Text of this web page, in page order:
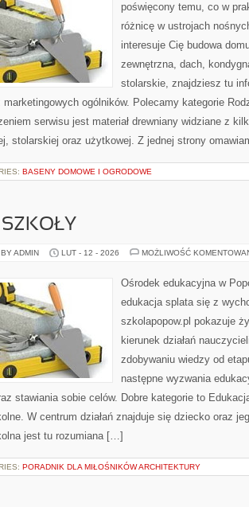
poświęcony temu, co w
różnicę w ustrojach
interesuje Cię budowa
zewnętrzna, dach,
stolarskie, znajdziesz tu
ogólników. Polecamy kategorie
serwisu jest materiał drewniany widziane z
stolarskiej oraz użytkowej. Z jednej strony
BASENY DOMOWE I OGRODOWE
ADMIN LUT - 12 - 2026 MOŻLIWOŚĆ
Ośrodek edukacyjna w
edukacja splata się z
szkolapopow.pl pokazuje
kierunek działań
zdobywaniu wiedzy od
następne wyzwania
stawiania sobie celów. Dobre kategorie to
W centrum działań znajduje się dziecko oraz
jest tu rozumiana […]
PORADNIK DLA MIŁOŚNIKÓW ARCHITEKTURY